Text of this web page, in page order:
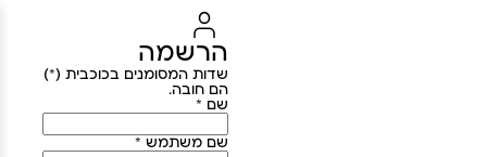
הרשמה
שדות המסומנים בכוכבית (*)
הם חובה.
שם *
שם משתמש *